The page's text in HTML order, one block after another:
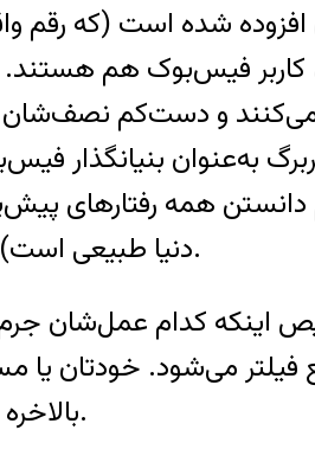
فیس‌بوک در ایران افزوده
کاربر فیس‌بوک هم
می‌کنند و دست‌کم
به‌عنوان بنیانگذار
دانستن همه رفتارهای
دنیا طبیعی است) قبح «جرم» دارد از بین می‌رود.
اینکه کدام عمل‌شان
می‌شود. خودتان یا
بالاخره یک روز این اتفاق خواهد افتاد.